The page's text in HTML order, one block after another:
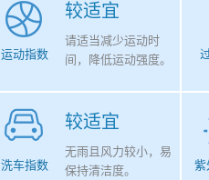
较适宜
运动指数
请适当减少运动时
间，降低运动强度。
较适宜
洗车指数
无雨且风力较小，易
保持清洁度。
紫